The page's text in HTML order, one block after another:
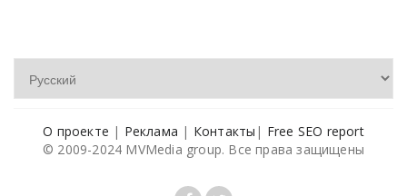
О проекте | Реклама | Контакты | Free SEO report
© 2009-2024 MVMedia group. Все права защищены